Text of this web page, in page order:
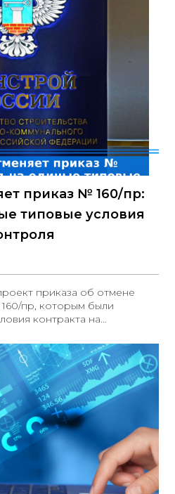
приказ № 160/пр:
типовые условия
приказа об отмене
пр, которым были
контракта на
контроля